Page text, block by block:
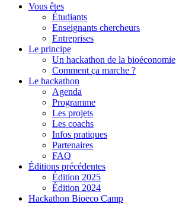
Vous êtes
Étudiants
Enseignants chercheurs
Entreprises
Le principe
Un hackathon de la bioéconomie
Comment ça marche ?
Le hackathon
Agenda
Programme
Les projets
Les coachs
Infos pratiques
Partenaires
FAQ
Éditions précédentes
Édition 2025
Édition 2024
Hackathon Bioeco Camp